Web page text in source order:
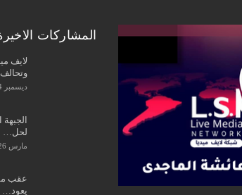
المشاركات
لايف
ديسمبر 24, 2022
الجبهة
لحل…
مارس 26, 2022
عقب
يعود…